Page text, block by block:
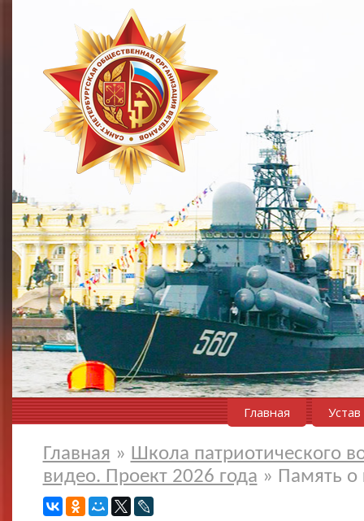
Главная Устав
Главная » Школа патриотического
видео. Проект 2026 года » Память о